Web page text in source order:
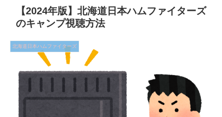
【2024年版】北海道日本ハムファイターズ
のキャンプ視聴方法
北海道日本ハムファイターズ